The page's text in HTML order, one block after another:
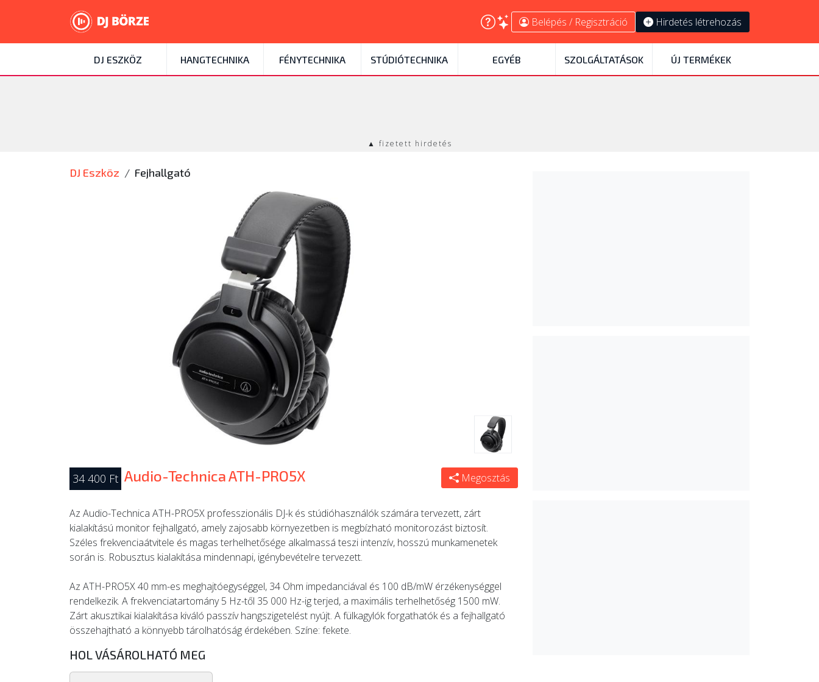
Belépés / Regisztráció Hirdetés létrehozás
DJ ESZKÖZ HANGTECHNIKA FÉNYTECHNIKA STÚDIÓTECHNIKA EGYÉB SZOLGÁLTATÁSOK ÚJ TERMÉKEK
▲ fizetett hirdetés
DJ Eszköz Fejhallgató
34 400 Ft Audio-Technica ATH-PRO5X Megosztás
Az Audio-Technica ATH-PRO5X professzionális DJ-k és stúdióhasználók számára tervezett, zárt
kialakítású monitor fejhallgató, amely zajosabb környezetben is megbízható monitorozást biztosít.
Széles frekvenciaátvitele és magas terhelhetősége alkalmassá teszi intenzív, hosszú munkamenetek
során is. Robusztus kialakítása mindennapi, igénybevételre tervezett.
Az ATH-PRO5X 40 mm-es meghajtóegységgel, 34 Ohm impedanciával és 100 dB/mW érzékenységgel
rendelkezik. A frekvenciatartomány 5 Hz-től 35 000 Hz-ig terjed, a maximális terhelhetőség 1500 mW.
Zárt akusztikai kialakítása kiváló passzív hangszigetelést nyújt. A fülkagylók forgathatók és a fejhallgató
összehajtható a könnyebb tárolhatóság érdekében. Színe: fekete.
HOL VÁSÁROLHATÓ MEG